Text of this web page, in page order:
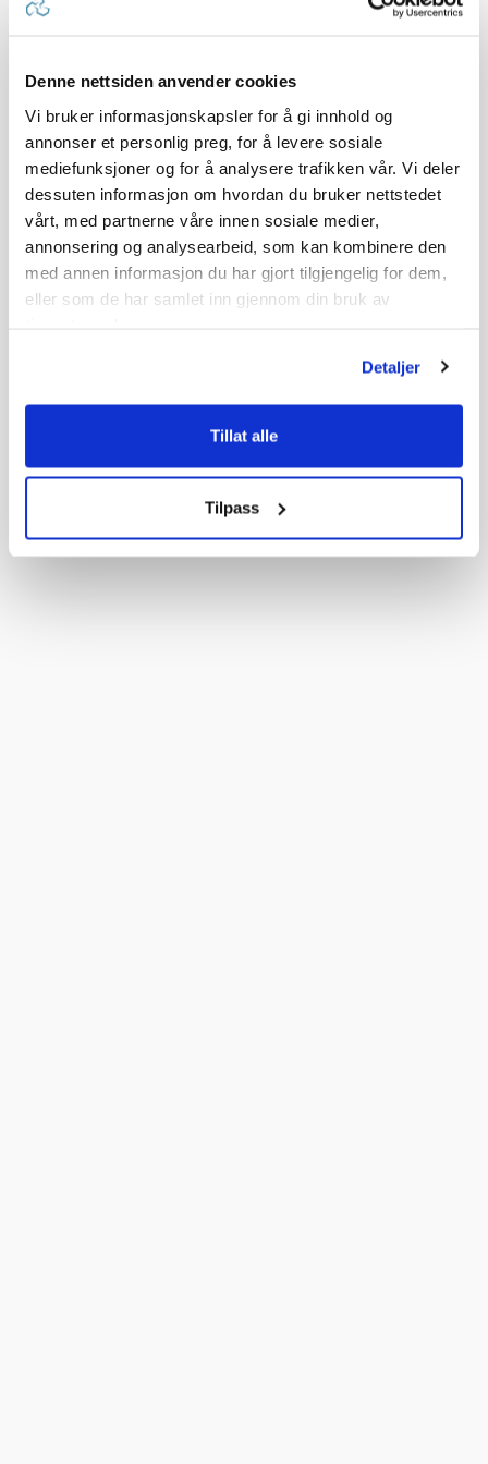
Denne nettsiden anvender cookies
Vi bruker informasjonskapsler for å gi innhold og
annonser et personlig preg, for å levere sosiale
mediefunksjoner og for å analysere trafikken vår. Vi deler
dessuten informasjon om hvordan du bruker nettstedet
vårt, med partnerne våre innen sosiale medier,
annonsering og analysearbeid, som kan kombinere den
med annen informasjon du har gjort tilgjengelig for dem,
eller som de har samlet inn gjennom din bruk av
Detaljer
Tillat alle
Tilpass